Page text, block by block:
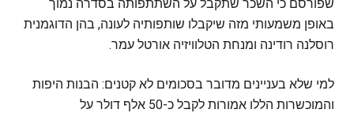
שפורסם כי השכר שתקבל על השתתפותה בסדרה נמוך
באופן משמעותי מזה שיקבלו שותפותיה לעונה, בהן הדוגמנית
רוסלנה רודינה ומנחת הטלוויזיה אורטל עמר.
למי שלא בעניינים מדובר בסכומים לא קטנים: הבנות היפות
והמוכשרות הללו אמורות לקבל כ-50 אלף דולר על